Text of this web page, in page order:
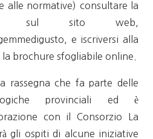
alle normative) consultare la
sul sito web,
e iscriversi alla
brochure sfogliabile online.
rassegna che fa parte delle
provinciali ed è
con il Consorzio La
gli ospiti di alcune iniziative